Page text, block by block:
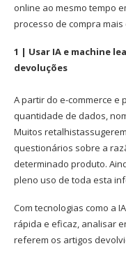
online ao mesmo tempo
processo de compra mais
1 | Usar IA e machine
devoluções
A partir do e-commerce e
quantidade de dados,
Muitos
questionários sobre a
determinado produto.
pleno uso de toda esta
Com tecnologias como a
rápida e eficaz, analisar
referem os artigos